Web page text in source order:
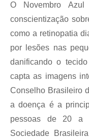
O Novembro
conscientização
como a retinopatia
por lesões nas
danificando o
capta as imagens
Conselho Brasileiro
a doença é a
pessoas de 20 a
Sociedade